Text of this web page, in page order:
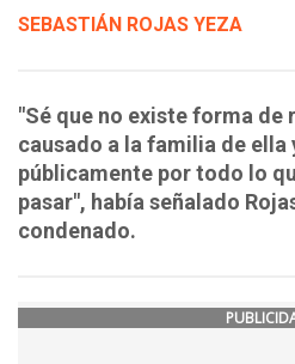
SEBASTIÁN ROJAS YEZA
"Sé que no existe forma de
causado a la familia de ella
públicamente por todo lo
pasar", había señalado
condenado.